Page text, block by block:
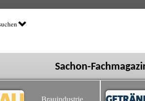
Sachon-
Brauindustrie